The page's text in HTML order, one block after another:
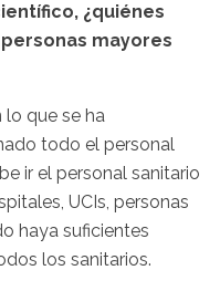
¿quiénes
mayores
lo que se ha
todo el personal
ir el personal sanitario
UCIs, personas
haya suficientes
los sanitarios.